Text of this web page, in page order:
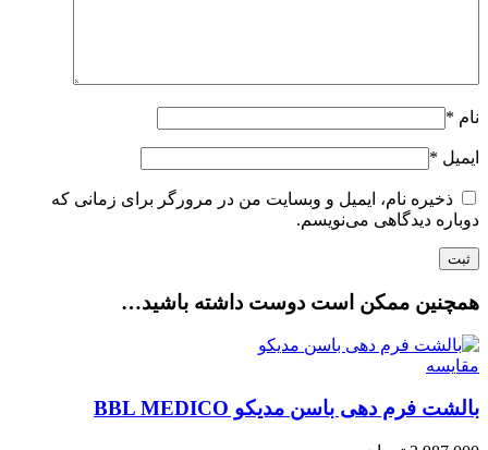
نام *
ایمیل *
ذخیره نام، ایمیل و وبسایت من در مرورگر برای زمانی که
دوباره دیدگاهی می‌نویسم.
همچنین ممکن است دوست داشته باشید…
مقایسه
بالشت فرم دهی باسن مدیکو BBL MEDICO